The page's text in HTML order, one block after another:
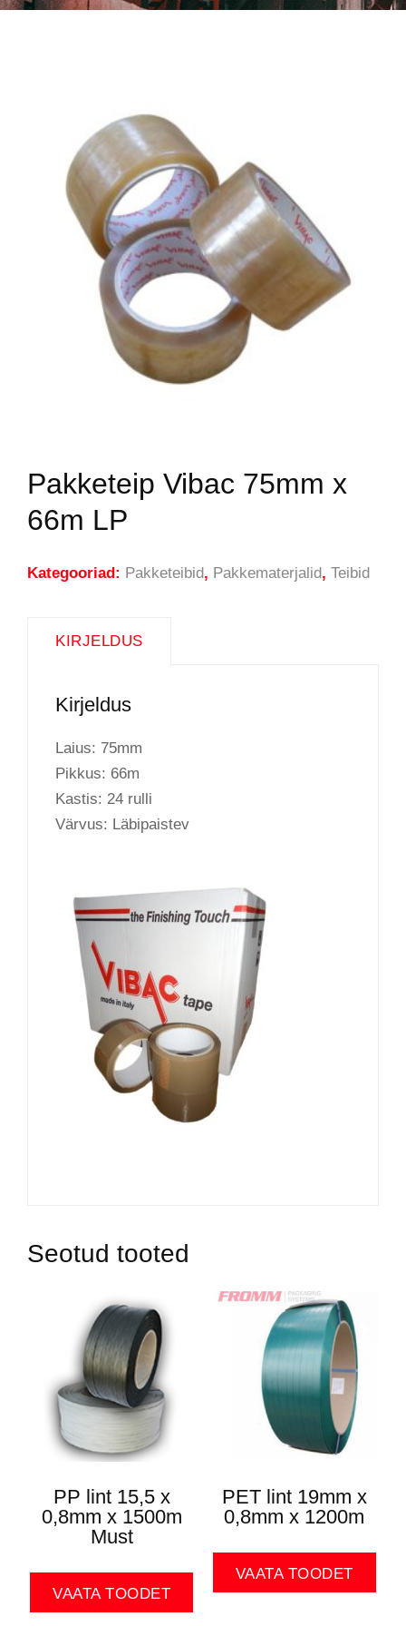
Pakketeip Vibac 75mm x
66m LP
Kategooriad: Pakketeibid, Pakkematerjalid, Teibid
KIRJELDUS
Kirjeldus
Laius: 75mm
Pikkus: 66m
Kastis: 24 rulli
Värvus: Läbipaistev
Seotud tooted
PP lint 15,5 x
0,8mm x 1500m
Must
VAATA TOODET
PET lint 19mm x
0,8mm x 1200m
VAATA TOODET